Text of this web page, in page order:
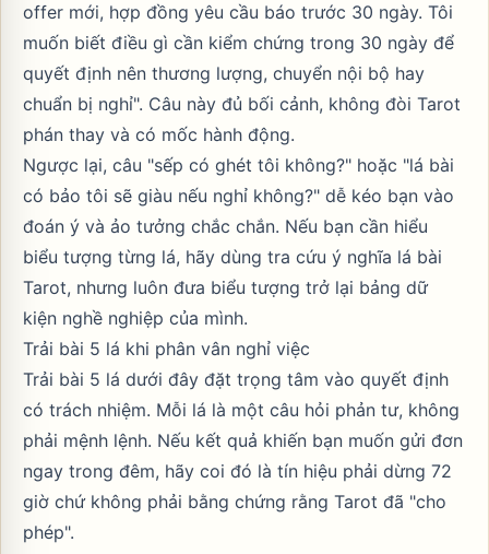
offer mới, hợp đồng yêu cầu báo trước 30 ngày. Tôi
muốn biết điều gì cần kiểm chứng trong 30 ngày để
quyết định nên thương lượng, chuyển nội bộ hay
chuẩn bị nghỉ". Câu này đủ bối cảnh, không đòi Tarot
phán thay và có mốc hành động.
Ngược lại, câu "sếp có ghét tôi không?" hoặc "lá bài
có bảo tôi sẽ giàu nếu nghỉ không?" dễ kéo bạn vào
đoán ý và ảo tưởng chắc chắn. Nếu bạn cần hiểu
biểu tượng từng lá, hãy dùng tra cứu ý nghĩa lá bài
Tarot, nhưng luôn đưa biểu tượng trở lại bảng dữ
kiện nghề nghiệp của mình.
Trải bài 5 lá khi phân vân nghỉ việc
Trải bài 5 lá dưới đây đặt trọng tâm vào quyết định
có trách nhiệm. Mỗi lá là một câu hỏi phản tư, không
phải mệnh lệnh. Nếu kết quả khiến bạn muốn gửi đơn
ngay trong đêm, hãy coi đó là tín hiệu phải dừng 72
giờ chứ không phải bằng chứng rằng Tarot đã "cho
phép".